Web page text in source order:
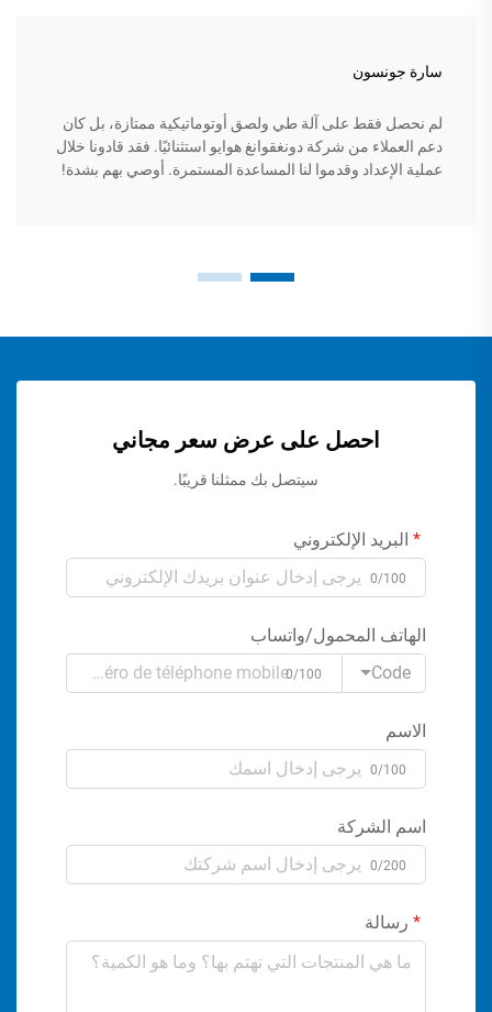
سارة جونسون
لم نحصل فقط على آلة طي ولصق أوتوماتيكية ممتازة، بل كان
دعم العملاء من شركة دونغقوانغ هوايو استثنائيًا. فقد قادونا خلال
عملية الإعداد وقدموا لنا المساعدة المستمرة. أوصي بهم بشدة!
احصل على عرض سعر مجاني
سيتصل بك ممثلنا قريبًا.
البريد الإلكتروني
0/100
الهاتف المحمول/واتساب
Code
0/100
الاسم
0/100
اسم الشركة
0/200
رسالة